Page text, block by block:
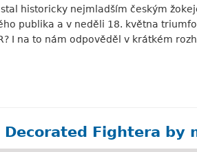
historicky nejmladším českým
publika a v neděli 18. května
I na to nám odpověděl v krátkém
Decorated Fightera by